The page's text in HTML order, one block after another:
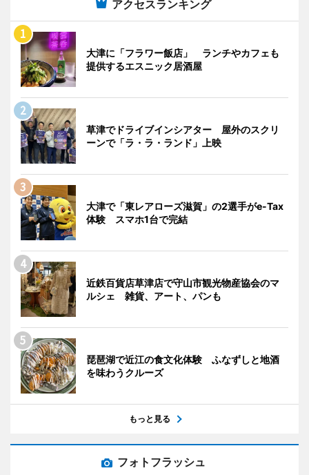
アクセスランキング
大津に「フラワー飯店」 ランチやカフェも
提供するエスニック居酒屋
草津でドライブインシアター 屋外のスクリ
ーンで「ラ・ラ・ランド」上映
大津で「東レアローズ滋賀」の2選手がe-Tax
体験 スマホ1台で完結
近鉄百貨店草津店で守山市観光物産協会のマ
ルシェ 雑貨、アート、パンも
琵琶湖で近江の食文化体験 ふなずしと地酒
を味わうクルーズ
もっと見る
フォトフラッシュ